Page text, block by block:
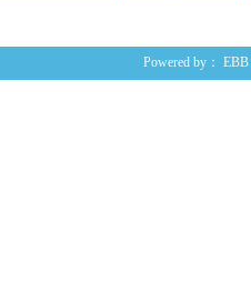
Powered by： EBB